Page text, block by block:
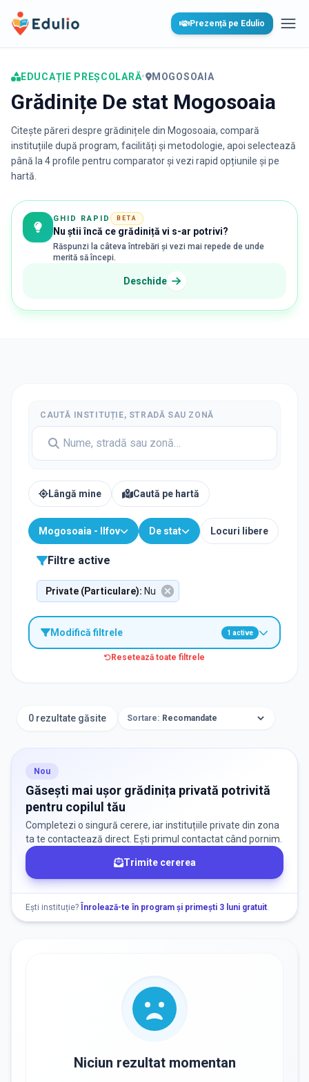
Edulio Prezență pe Edulio
EDUCAȚIE PREȘCOLARĂ• MOGOSOAIA
Grădinițe De stat Mogosoaia
Citește păreri despre grădinițele din Mogosoaia, compară
instituțiile după program, facilități și metodologie, apoi selectează
până la 4 profile pentru comparator și vezi rapid opțiunile și pe
hartă.
GHID RAPID BETA
Nu știi încă ce grădiniță vi s-ar potrivi?
Răspunzi la câteva întrebări și vezi mai repede de unde
merită să începi.
Deschide
CAUTĂ INSTITUȚIE, STRADĂ SAU ZONĂ
Lângă mine Caută pe hartă
Mogosoaia - Ilfov De stat Locuri libere
Filtre active
Private (Particulare): Nu
Modifică filtrele 1 active
Resetează toate filtrele
Nu există informații despre locuri libere
0 rezultate găsite Sortare:
Nou
Găsești mai ușor grădinița privată potrivită
pentru copilul tău
Completezi o singură cerere, iar instituțiile private din zona
ta te contactează direct. Ești primul contactat când pornim.
Trimite cererea
Ești instituție? Înrolează-te în program și primești 3 luni gratuit.
Niciun rezultat momentan